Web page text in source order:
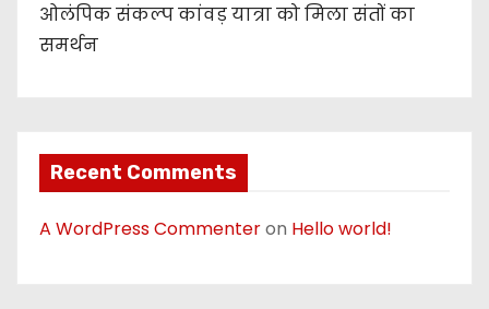
ओलंपिक संकल्प कांवड़ यात्रा को मिला संतों का
समर्थन
Recent Comments
A WordPress Commenteron Hello world!